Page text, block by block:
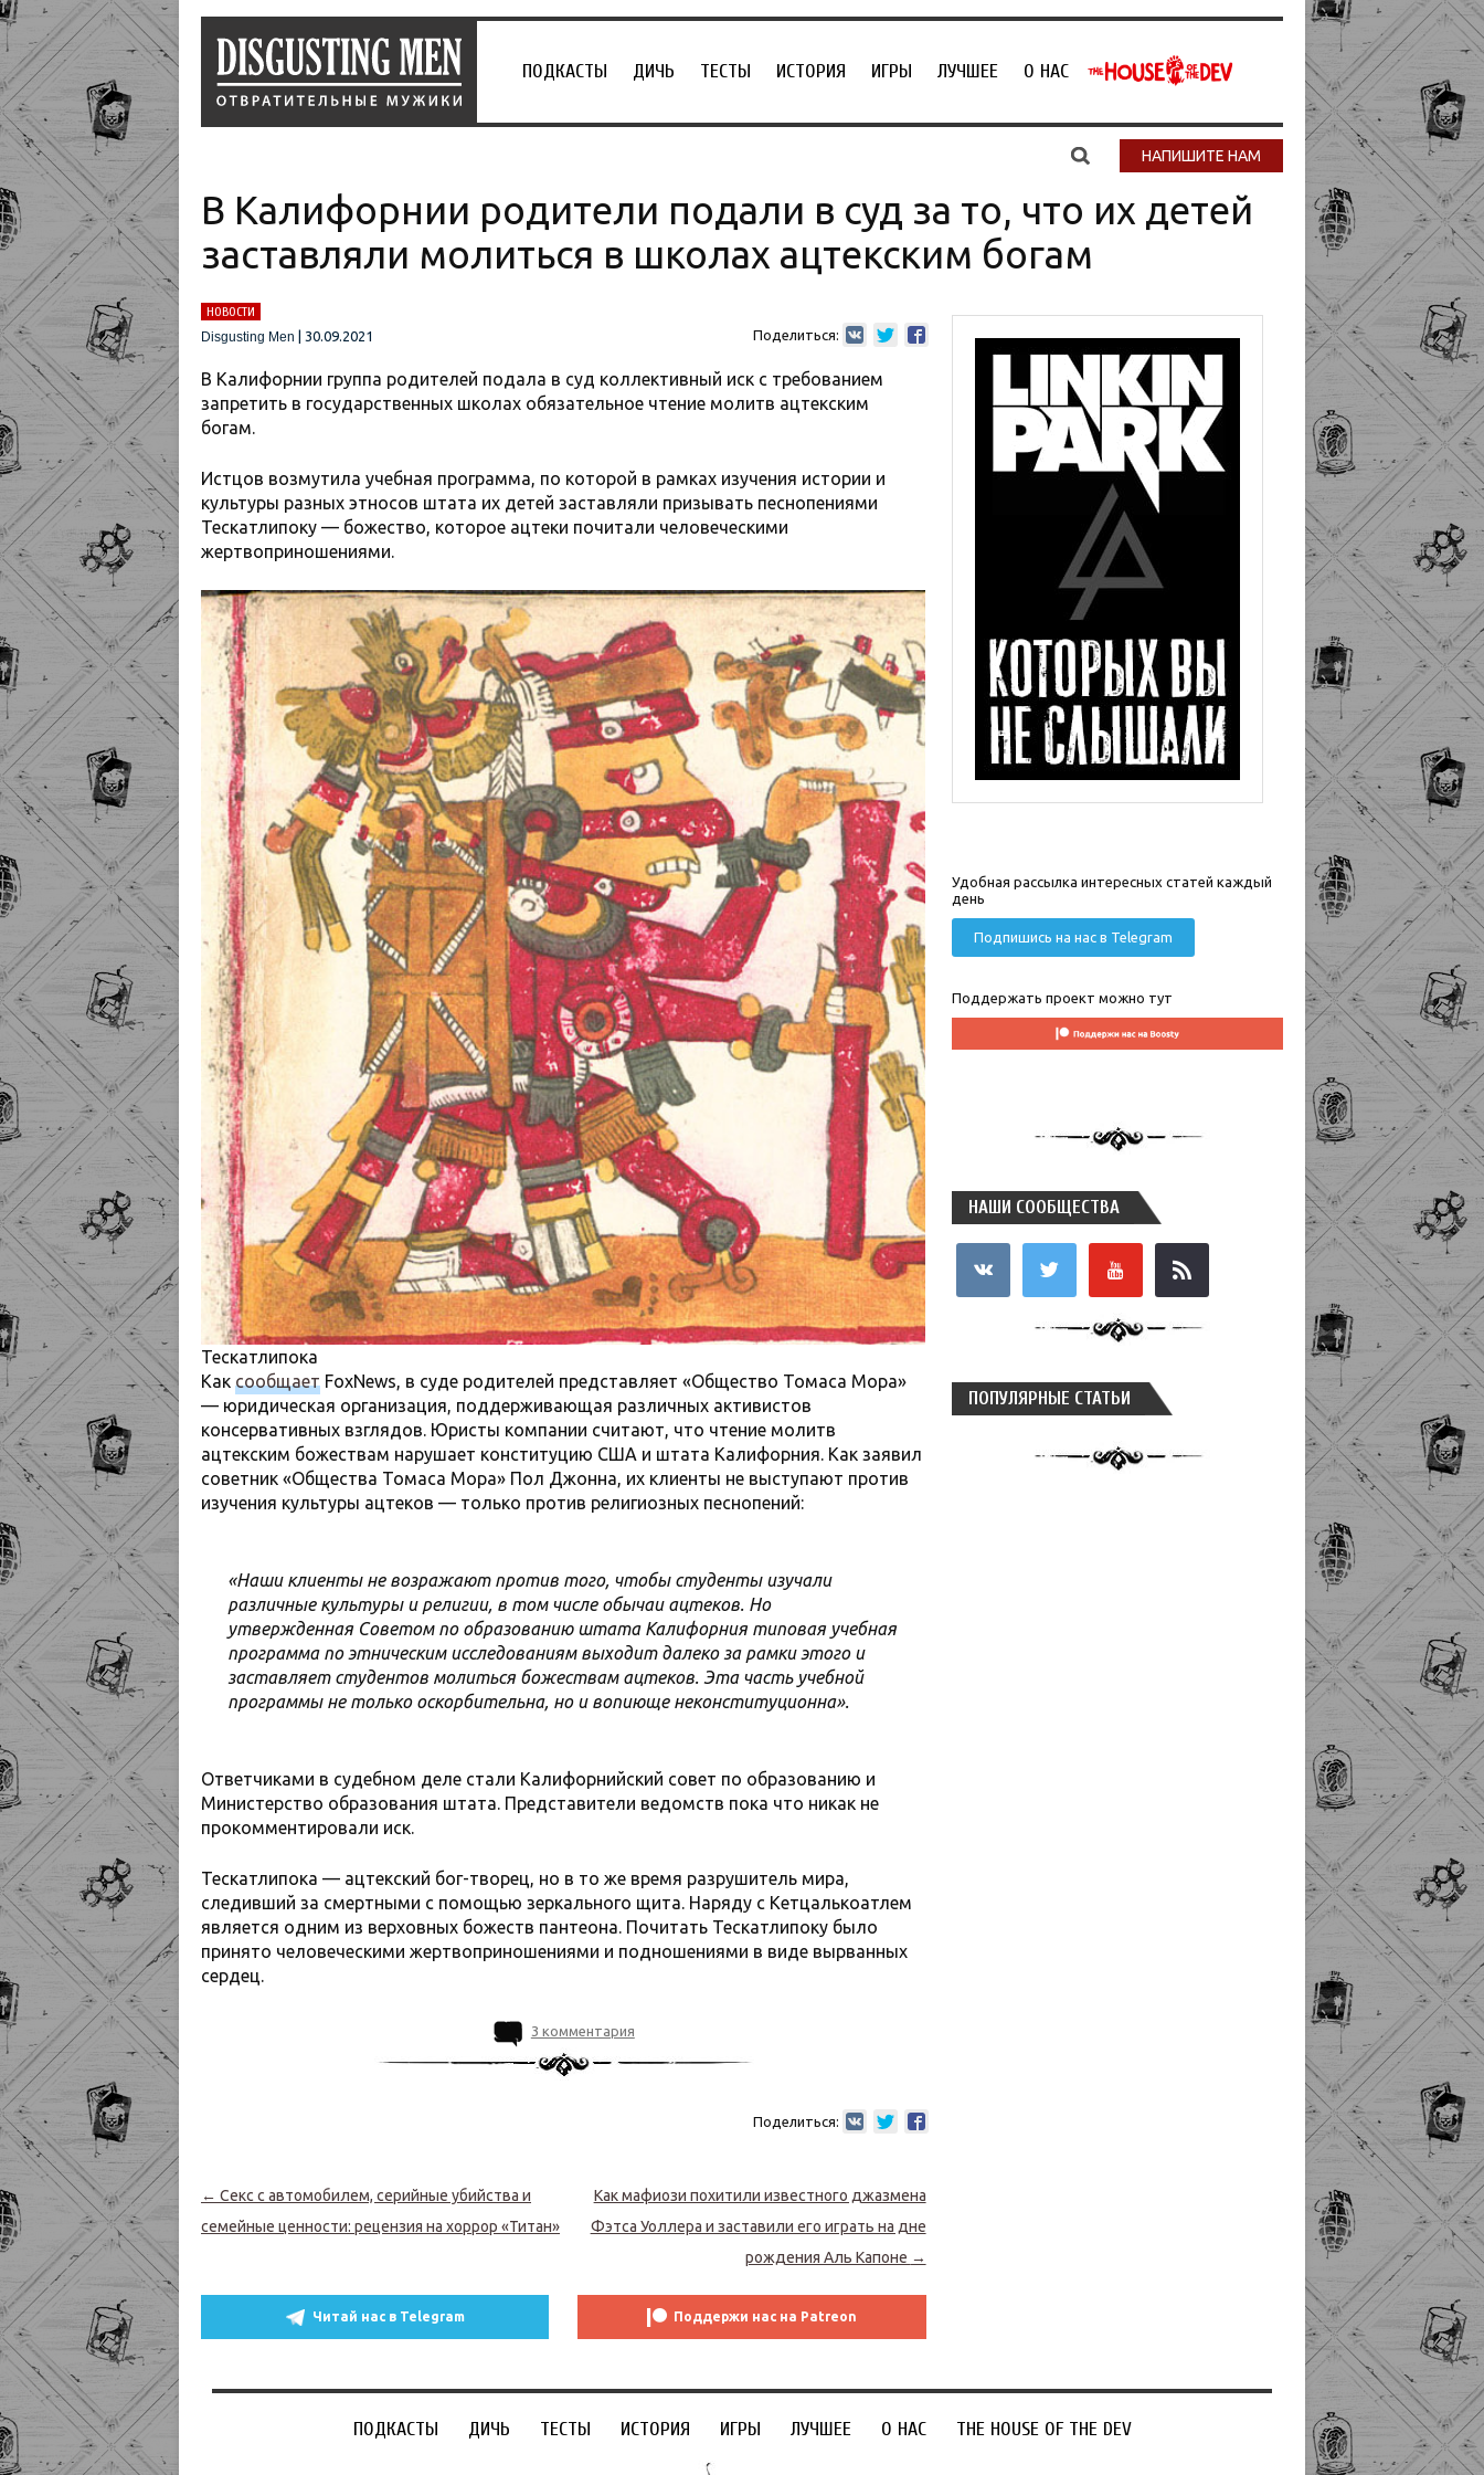
ПОДКАСТЫ ДИЧЬ ТЕСТЫ ИСТОРИЯ ИГРЫ ЛУЧШЕЕ О НАС
НАПИШИТЕ НАМ
В Калифорнии родители подали в суд за то, что их детей
заставляли молиться в школах ацтекским богам
НОВОСТИ
Disgusting Men
30.09.2021 Поделиться:
В Калифорнии группа родителей подала в суд коллективный иск с требованием
запретить в государственных школах обязательное чтение молитв ацтекским
богам.
Истцов возмутила учебная программа, по которой в рамках изучения истории и
культуры разных этносов штата их детей заставляли призывать песнопениями
Тескатлипоку — божество, которое ацтеки почитали человеческими
жертвоприношениями.
Тескатлипока
Как сообщает FoxNews, в суде родителей представляет «Общество Томаса Мора»
— юридическая организация, поддерживающая различных активистов
консервативных взглядов. Юристы компании считают, что чтение молитв
ацтекским божествам нарушает конституцию США и штата Калифорния. Как заявил
советник «Общества Томаса Мора» Пол Джонна, их клиенты не выступают против
изучения культуры ацтеков — только против религиозных песнопений:
«Наши клиенты не возражают против того, чтобы студенты изучали
различные культуры и религии, в том числе обычаи ацтеков. Но
утвержденная Советом по образованию штата Калифорния типовая учебная
программа по этническим исследованиям выходит далеко за рамки этого и
заставляет студентов молиться божествам ацтеков. Эта часть учебной
программы не только оскорбительна, но и вопиюще неконституционна».
Ответчиками в судебном деле стали Калифорнийский совет по образованию и
Министерство образования штата. Представители ведомств пока что никак не
прокомментировали иск.
Тескатлипока — ацтекский бог-творец, но в то же время разрушитель мира,
следивший за смертными с помощью зеркального щита. Наряду с Кетцалькоатлем
является одним из верховных божеств пантеона. Почитать Тескатлипоку было
принято человеческими жертвоприношениями и подношениями в виде вырванных
сердец.
3 комментария
Поделиться:
Навигация по записям
← Секс с автомобилем, серийные убийства и
семейные ценности: рецензия на хоррор «Титан»
Как мафиози похитили известного джазмена
Фэтса Уоллера и заставили его играть на дне
рождения Аль Капоне →
Читай нас в Telegram Поддержи нас на Patreon
Удобная рассылка интересных статей каждый
день
Подпишись на нас в Telegram
Поддержать проект можно тут
НАШИ СООБЩЕСТВА
ПОПУЛЯРНЫЕ СТАТЬИ
ПОДКАСТЫ ДИЧЬ ТЕСТЫ ИСТОРИЯ ИГРЫ ЛУЧШЕЕ О НАС THE HOUSE OF THE DEV